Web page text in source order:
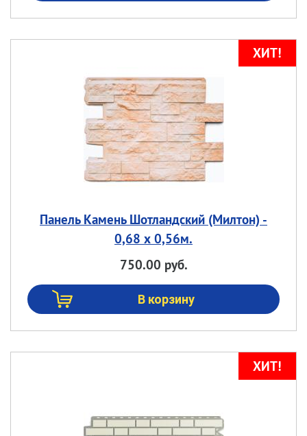
Панель Камень Шотландский (Милтон) -
0,68 х 0,56м.
750.00 руб.